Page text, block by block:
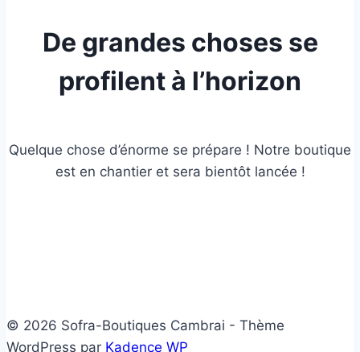
De grandes choses se
profilent à l’horizon
Quelque chose d’énorme se prépare ! Notre boutique
est en chantier et sera bientôt lancée !
© 2026 Sofra-Boutiques Cambrai - Thème
WordPress par Kadence WP